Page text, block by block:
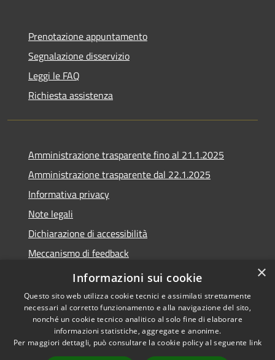
Prenotazione appuntamento
Segnalazione disservizio
Leggi le FAQ
Richiesta assistenza
Amministrazione trasparente fino al 21.1.2025
Amministrazione trasparente dal 22.1.2025
Informativa privacy
Note legali
Dichiarazione di accessibilità
Meccanismo di feedback
Whistleblowing
Accessibilità
Copyright © 2020 •
Comune di Scarlino •
×
Informazioni sui cookie
Questo sito web utilizza cookie tecnici e assimilati strettamente
necessari al corretto funzionamento e alla navigazione del sito,
nonché un cookie tecnico analitico al solo fine di elaborare
informazioni statistiche, aggregate e anonime.
Per maggiori dettagli, può consultare la cookie policy al seguente link